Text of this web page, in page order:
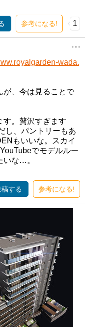
参考になる! 1
wada.
が、今は見ることで
す。贅沢すぎます
し、パントリーもあ
もいいな。スカイ
でモデルルー
いな…。
稿する 参考になる!